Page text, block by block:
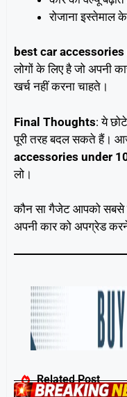
रोजाना इस्तेमाल
best car
लोगों के लिए है जो अपनी
खर्च नहीं करना चाहते।
Final Thoughts: ये
पूरी तरह बदल सकते हैं।
accessories under
लो।
कौन सा गैजेट आपको सबसे
अपनी कार को अपग्रेड
Related Post